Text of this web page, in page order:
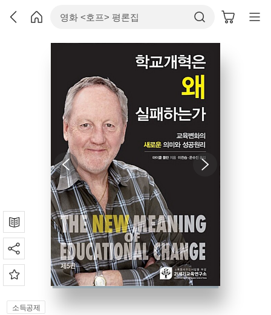
소득공제